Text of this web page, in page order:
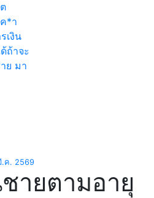
*า
เงิน
ถ้าจะ
ย มา
.ค. 2569
ายตามอายุ